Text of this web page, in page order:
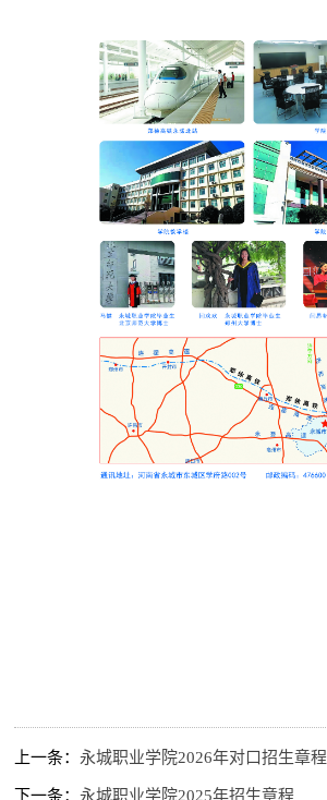
上一条：永城职业学院2026年对口招生章程
下一条：永城职业学院2025年招生章程